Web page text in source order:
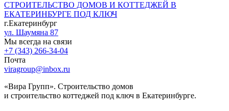
СТРОИТЕЛЬСТВО ДОМОВ И КОТТЕДЖЕЙ В
ЕКАТЕРИНБУРГЕ ПОД КЛЮЧ
г.Екатеринбург
ул. Шаумяна 87
Мы всегда на связи
+7 (343) 266-34-04
Почта
viragroup@inbox.ru
«Вира Групп». Строительство домов
и строительство коттеджей под ключ в Екатеринбурге.